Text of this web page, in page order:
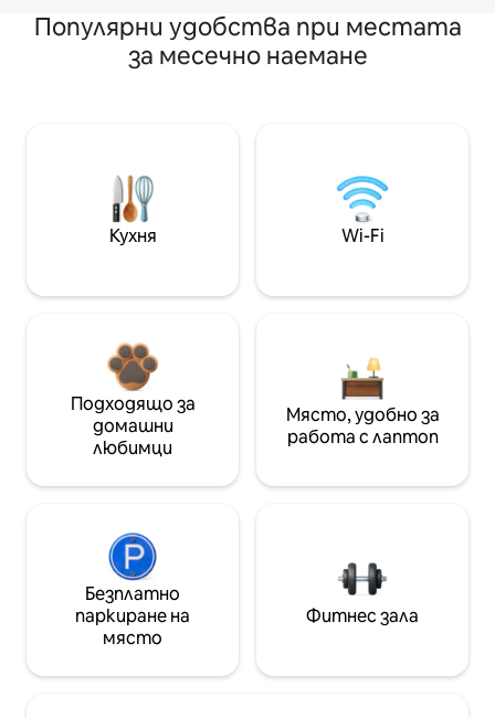
Популярни удобства при местата
за месечно наемане
Кухня Wi-Fi
Подходящо за
домашни
любимци
Място, удобно за
работа с лаптоп
Безплатно
паркиране на
място
Фитнес зала